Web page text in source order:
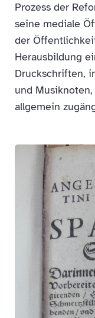
Prozess der
seine mediale
der
Herausbildung
Druckschriften,
und
allgemein